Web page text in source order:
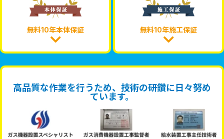
無料10年本体保証 無料10年施工保証
高品質な作業を行うため、技術の研鑽に日々努め
ています。